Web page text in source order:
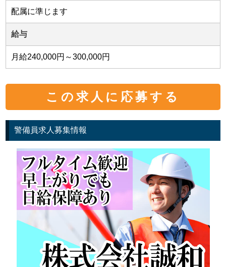
配属に準じます
給与
月給240,000円～300,000円
この求人に応募する
警備員求人募集情報